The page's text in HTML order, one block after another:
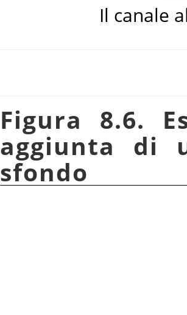
Il canale
Figura 8.6.
aggiunta di
sfondo